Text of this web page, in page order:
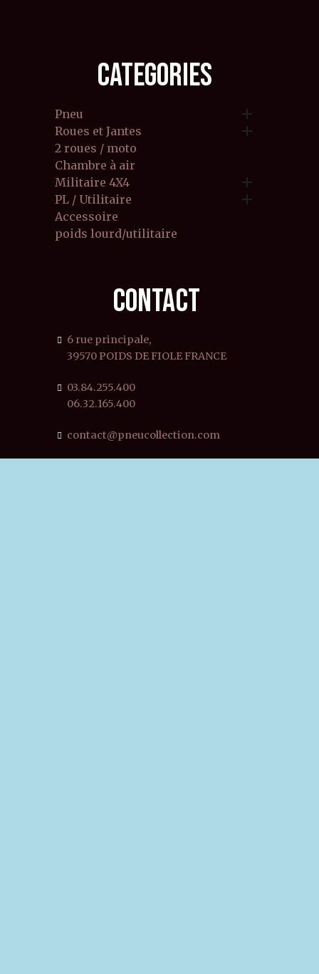
CATEGORIES
Pneu 
Roues et Jantes 
2 roues / moto
Chambre à air
Militaire 4X4

PL / Utilitaire 
Accessoire
poids lourd/utilitaire
CONTACT
6 rue principale,
39570 POIDS DE FIOLE FRANCE
03.84.255.400
06.32.165.400
contact@pneucollection.com